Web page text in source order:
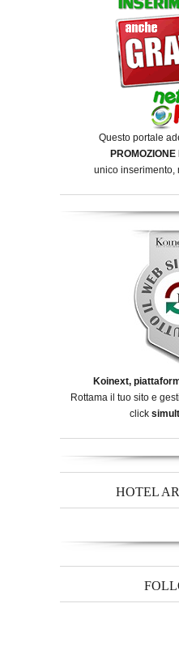
Questo portale
unico inserimento,
Koinext,
Rottama il tuo sito e
click
HOTEL